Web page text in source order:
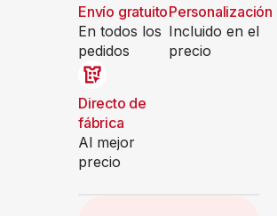
Envío gratuito
En todos los
pedidos
Personalización
Incluido en el
precio
Directo de
fábrica
Al mejor
precio